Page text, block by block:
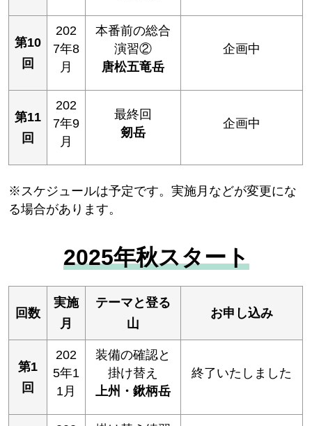
第10
回
202
7年8
月
本番前の総合
演習②
唐松五竜岳
企画中
第11
回
202
7年9
月
最終回
剱岳
企画中
※スケジュールは予定です。実施月などが変更にな
る場合があります。
2025年秋スタート
回数
実施
月
テーマと登る
山
お申し込み
第1
回
202
5年1
1月
装備の確認と
掛け替え
上州・鍬柄岳
終了いたしました